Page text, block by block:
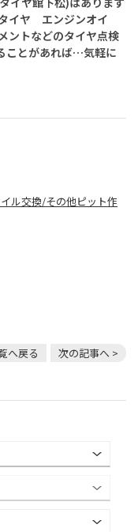
イヤ エンジンオイ
トなどのタイヤ点検
ことがあれば…気軽に
ル交換/その他ピット作
へ戻る 次の記事へ >